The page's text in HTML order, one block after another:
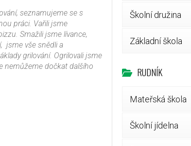
seznamujeme se s
práci. Vařili jsme
Smažili jsme lívance,
jsme vše snědli a
grilování. Ogrilovali jsme
nemůžeme dočkat dalšího
Školní družina
Základní škola
RUDNÍK
Mateřská škola
Školní jídelna